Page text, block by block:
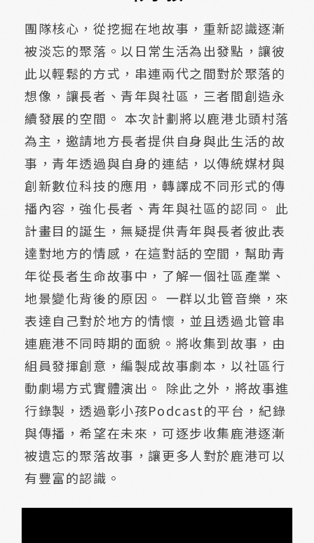
團隊核心，從挖掘在地故事，重新認識逐漸
被淡忘的聚落。以日常生活為出發點，讓彼
此以輕鬆的方式，串連兩代之間對於聚落的
想像，讓長者、青年與社區，三者間創造永
續發展的空間。 本次計劃將以鹿港北頭村落
為主，邀請地方長者提供自身與此生活的故
事，青年透過與自身的連結，以傳統媒材與
創新數位科技的應用，轉譯成不同形式的傳
播內容，強化長者、青年與社區的認同。 此
計畫目的誕生，無疑提供青年與長者彼此表
達對地方的情感，在這對話的空間，幫助青
年從長者生命故事中，了解一個社區產業、
地景變化背後的原因。 一群以北管音樂，來
表達自己對於地方的情懷，並且透過北管串
連鹿港不同時期的面貌。將收集到故事，由
組員發揮創意，編製成故事劇本，以社區行
動劇場方式實體演出。 除此之外，將故事進
行錄製，透過彰小孩Podcast的平台，紀錄
與傳播，希望在未來，可逐步收集鹿港逐漸
被遺忘的聚落故事，讓更多人對於鹿港可以
有豐富的認識。